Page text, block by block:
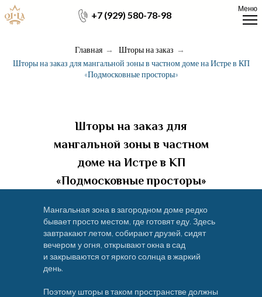
+7 (929) 580-78-98
Меню
Главная → Шторы на заказ →
Шторы на заказ для мангальной зоны в частном доме на Истре в КП
«Подмосковные просторы»
Шторы на заказ для
мангальной зоны в частном
доме на Истре в КП
«Подмосковные просторы»
Мангальная зона в загородном доме редко
бывает просто местом, где готовят еду. Здесь
завтракают летом, собирают друзей, сидят
вечером у огня, открывают окна в сад
и закрываются от яркого солнца в жаркий
день.
Поэтому шторы в таком пространстве должны